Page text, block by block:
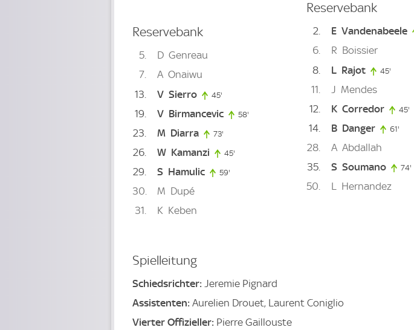
Reservebank
5 D Genreau
7
A Onaiwu
13
V Sierro 45'
19 V Birmancevic 58'
23 M Diarra 73'
26 W Kamanzi 45'
29 S Hamulic 59'
30 M Dupé
31
K Keben
Reservebank
2 E Vandenabeele
6 R Boissier
8
L Rajot 45'
11 J Mendes
12
K Corredor 45'
14 B Danger 61'
28 A Abdallah
35
S Soumano 74'
50 L Hernandez
Spielleitung
Schiedsrichter: Jeremie Pignard
Assistenten: Aurelien Drouet, Laurent Coniglio
Vierter Offizieller: Pierre Gaillouste